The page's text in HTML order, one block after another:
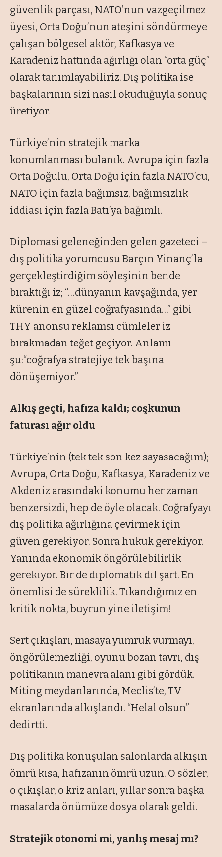
güvenlik parçası, NATO’nun vazgeçilmez
üyesi, Orta Doğu’nun ateşini söndürmeye
çalışan bölgesel aktör, Kafkasya ve
Karadeniz hattında ağırlığı olan “orta güç”
olarak tanımlayabiliriz. Dış politika ise
başkalarının sizi nasıl okuduğuyla sonuç
üretiyor.
Türkiye’nin stratejik marka
konumlanması bulanık. Avrupa için fazla
Orta Doğulu, Orta Doğu için fazla NATO’cu,
NATO için fazla bağımsız, bağımsızlık
iddiası için fazla Batı’ya bağımlı.
Diplomasi geleneğinden gelen gazeteci –
dış politika yorumcusu Barçın Yinanç’la
gerçekleştirdiğim söyleşinin bende
bıraktığı iz; “…dünyanın kavşağında, yer
kürenin en güzel coğrafyasında…” gibi
THY anonsu reklamsı cümleler iz
bırakmadan teğet geçiyor. Anlamı
şu:“coğrafya stratejiye tek başına
dönüşemiyor.”
Alkış geçti, hafıza kaldı; coşkunun
faturası ağır oldu
Türkiye’nin (tek tek son kez sayasacağım);
Avrupa, Orta Doğu, Kafkasya, Karadeniz ve
Akdeniz arasındaki konumu her zaman
benzersizdi, hep de öyle olacak. Coğrafyayı
dış politika ağırlığına çevirmek için
güven gerekiyor. Sonra hukuk gerekiyor.
Yanında ekonomik öngörülebilirlik
gerekiyor. Bir de diplomatik dil şart. En
önemlisi de süreklilik. Tıkandığımız en
kritik nokta, buyrun yine iletişim!
Sert çıkışları, masaya yumruk vurmayı,
öngörülemezliği, oyunu bozan tavrı, dış
politikanın manevra alanı gibi gördük.
Miting meydanlarında, Meclis’te, TV
ekranlarında alkışlandı. “Helal olsun”
dedirtti.
Dış politika konuşulan salonlarda alkışın
ömrü kısa, hafızanın ömrü uzun. O sözler,
o çıkışlar, o kriz anları, yıllar sonra başka
masalarda önümüze dosya olarak geldi.
Stratejik otonomi mi, yanlış mesaj mı?